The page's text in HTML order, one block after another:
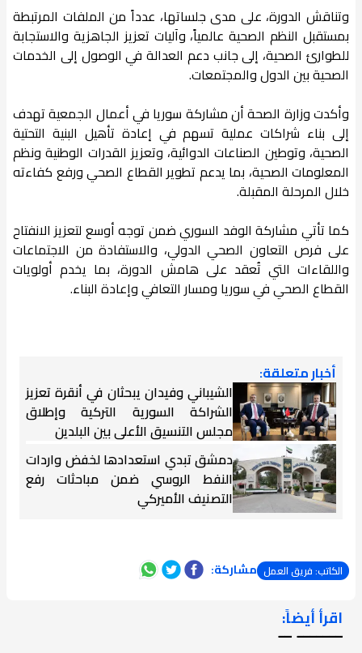
وتناقش الدورة، على مدى جلساتها، عدداً من الملفات المرتبطة
بمستقبل النظم الصحية عالمياً، وآليات تعزيز الجاهزية والاستجابة
للطوارئ الصحية، إلى جانب دعم العدالة في الوصول إلى الخدمات
الصحية بين الدول والمجتمعات.
وأكدت وزارة الصحة أن مشاركة سوريا في أعمال الجمعية تهدف
إلى بناء شراكات عملية تسهم في إعادة تأهيل البنية التحتية
الصحية، وتوطين الصناعات الدوائية، وتعزيز القدرات الوطنية ونظم
المعلومات الصحية، بما يدعم تطوير القطاع الصحي ورفع كفاءته
خلال المرحلة المقبلة.
كما تأتي مشاركة الوفد السوري ضمن توجه أوسع لتعزيز الانفتاح
على فرص التعاون الصحي الدولي، والاستفادة من الاجتماعات
واللقاءات التي تُعقد على هامش الدورة، بما يخدم أولويات
القطاع الصحي في سوريا ومسار التعافي وإعادة البناء.
أخبار متعلقة:
الشيباني وفيدان يبحثان في أنقرة تعزيز
الشراكة السورية التركية وإطلاق
مجلس التنسيق الأعلى بين البلدين
دمشق تبدي استعدادها لخفض واردات
النفط الروسي ضمن مباحثات رفع
التصنيف الأميركي
الكاتب: فريق العمل مشاركة:
اقرأ أيضاً:
ـــــــ ــ